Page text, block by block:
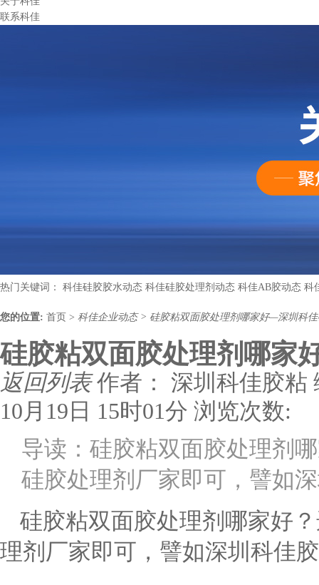
联系科佳
热门关键词： 科佳硅胶胶水动态 科佳硅胶处理剂动态 科佳AB胶动态 科
您的位置: 首页 > 科佳企业动态 > 硅胶粘双面胶处理剂哪家好—深圳科
硅胶粘双面胶处理剂哪家
返回列表作者： 深圳科佳胶粘
10月19日 15时01分 浏览次数:
导读：硅胶粘双面胶处理剂
硅胶处理剂厂家即可，譬如
硅胶粘双面胶处理剂哪家好
理剂厂家即可，譬如深圳科佳